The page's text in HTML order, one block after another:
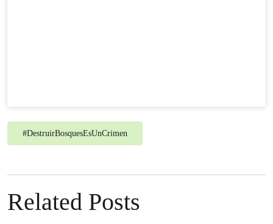
#DestruirBosquesEsUnCrimen
Related Posts